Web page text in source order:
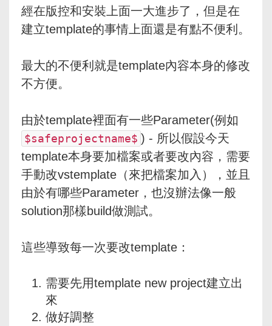
經在版控和安裝上面一大進步了，但是在
建立template的事情上面還是有點不便利。
最大的不便利就是template內容本身的修改
不方便。
由於template裡面有一些Parameter(例如
$safeprojectname$ ) - 所以假設今天
template本身要加檔案或者要改內容，需要
手動改vstemplate（來把檔案加入），並且
由於有哪些Parameter，也沒辦法像一般
solution那樣build做測試。
這些導致每一次要改template：
需要先用template new project建立出
來
做好調整